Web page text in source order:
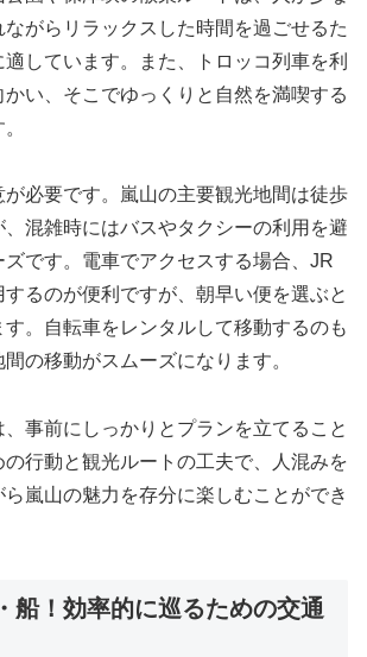
ながらリラックスした時間を過ごせるた
しています。また、トロッコ列車を利
かい、そこでゆっくりと自然を満喫する
必要です。嵐山の主要観光地間は徒歩
混雑時にはバスやタクシーの利用を避
です。電車でアクセスする場合、JR
るのが便利ですが、朝早い便を選ぶと
。自転車をレンタルして移動するのも
の移動がスムーズになります。
事前にしっかりとプランを立てること
行動と観光ルートの工夫で、人混みを
嵐山の魅力を存分に楽しむことができ
船！効率的に巡るための交通